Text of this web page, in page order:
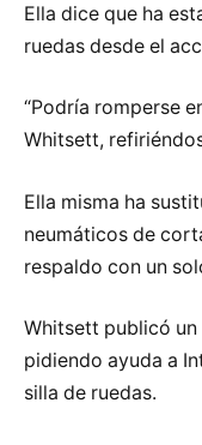
Ella dice que ha
ruedas desde el
“Podría romperse
Whitsett,
Ella misma ha
neumáticos de
respaldo con un
Whitsett publicó un
pidiendo ayuda a
silla de ruedas.